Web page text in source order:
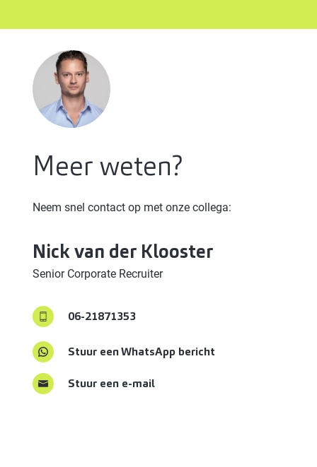
Meer weten?
Neem snel contact op met onze collega:
Nickvan der Klooster
Senior Corporate Recruiter
06-21871353
Stuur een WhatsApp bericht
Stuur een e-mail